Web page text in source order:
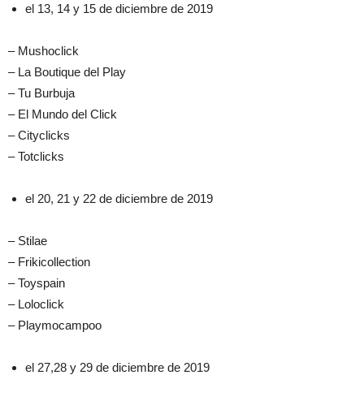
el 13, 14 y 15 de diciembre de 2019
– Mushoclick
– La Boutique del Play
– Tu Burbuja
– El Mundo del Click
– Cityclicks
– Totclicks
el 20, 21 y 22 de diciembre de 2019
– Stilae
– Frikicollection
– Toyspain
– Loloclick
– Playmocampoo
el 27,28 y 29 de diciembre de 2019